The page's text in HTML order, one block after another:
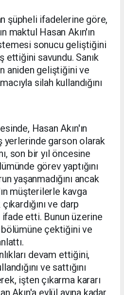
şüpheli ifadelerine göre,
maktul Hasan Akın'ın
sonucu geliştiğini
savundu. Sanık
aniden geliştiğini ve
silah kullandığını
Hasan Akın'ın
yerlerinde garson olarak
son bir yıl öncesine
görev yaptığını
yaşanmadığını ancak
müşterilerle kavga
ve darp
ifade etti. Bunun üzerine
bölümüne çektiğini ve
devam ettiğini,
ve sattığını
işten çıkarma kararı
Akın'a eylül ayına kadar